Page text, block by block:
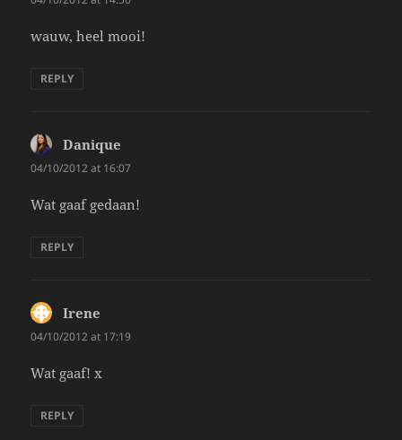
wauw, heel mooi!
REPLY
Danique
04/10/2012 at 16:07
Wat gaaf gedaan!
REPLY
Irene
04/10/2012 at 17:19
Wat gaaf! x
REPLY